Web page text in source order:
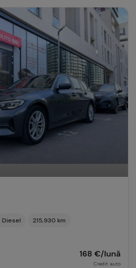
Diesel 215,930 km
168 €/lună
Credit auto